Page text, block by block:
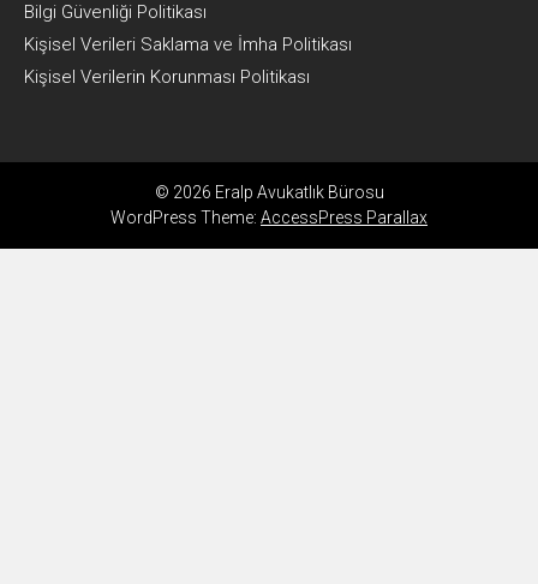
Bilgi Güvenliği Politikası
Kişisel Verileri Saklama ve İmha Politikası
Kişisel Verilerin Korunması Politikası
© 2026 Eralp Avukatlık Bürosu
WordPress Theme: AccessPress Parallax